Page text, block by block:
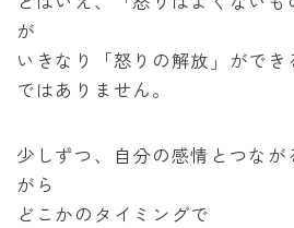
が
いきなり「怒りの解放」ができ
ではありません。
少しずつ、自分の感情とつなが
がら
どこかのタイミングで